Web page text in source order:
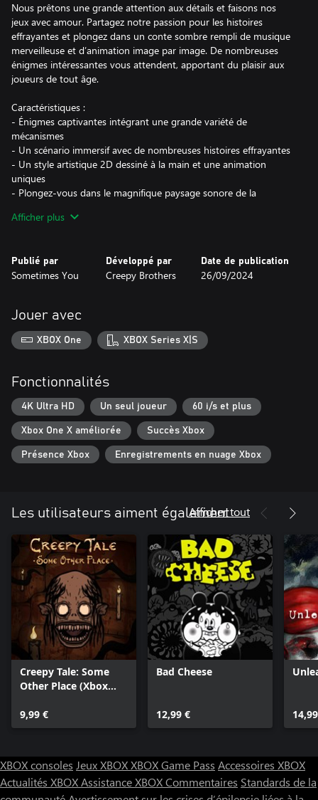
Nous prêtons une grande attention aux détails et faisons nos
jeux avec amour. Partagez notre passion pour les histoires
effrayantes et plongez dans un conte sombre rempli de musique
merveilleuse et d’animation image par image. De nombreuses
énigmes intéressantes vous attendent, apportant du plaisir aux
joueurs de tout âge.
Caractéristiques :
- Énigmes captivantes intégrant une grande variété de
mécanismes
- Un scénario immersif avec de nombreuses histoires effrayantes
- Un style artistique 2D dessiné à la main et une animation
uniques
- Plongez-vous dans le magnifique paysage sonore de la
- Doublage professionnel
Afficher plus
Publié par
Sometimes You
Développé par
Creepy Brothers
Date de publication
26/09/2024
Jouer avec
XBOX One XBOX Series X|S
Fonctionnalités
4K Ultra HD Un seul joueur 60 i/s et plus
Xbox One X améliorée Succès Xbox
Présence Xbox Enregistrements en nuage Xbox
Les utilisateurs aiment également
Afficher tout
Creepy Tale: Some
Other Place (Xbox
9,99 €
Bad Cheese
12,99 €
XBOX consoles Jeux XBOXXBOX Game Pass Accessoires XBOX
Actualités XBOXAssistance XBOXCommentaires Standards de la